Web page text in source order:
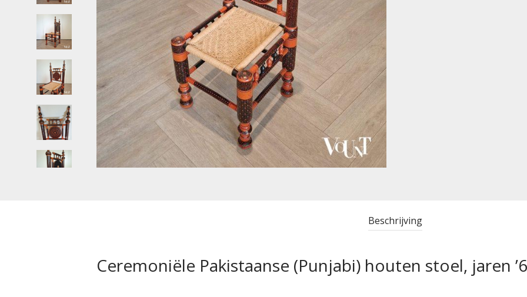
Beschrijving
Ceremoniële Pakistaanse (Punjabi) houten stoel, jaren